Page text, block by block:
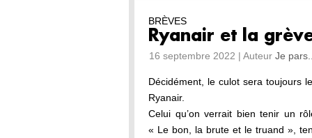
BRÈVES
Ryanair et la
16 septembre 2022 | Auteur Je
Décidément, le culot sera toujours
Ryanair.
Celui qu’on verrait bien tenir un
« Le bon, la brute et le truand »,